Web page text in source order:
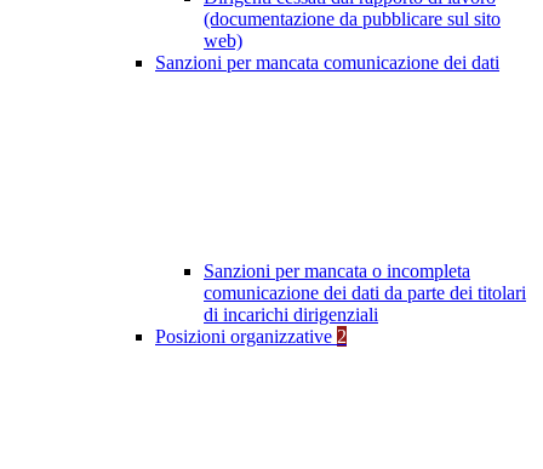
(documentazione da pubblicare sul sito
web)
Sanzioni per mancata comunicazione dei dati
Sanzioni per mancata o incompleta
comunicazione dei dati da parte dei titolari
di incarichi dirigenziali
Posizioni organizzative 2